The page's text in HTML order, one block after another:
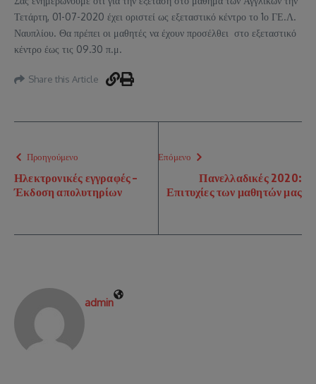
Τετάρτη, 01-07-2020 έχει οριστεί ως εξεταστικό κέντρο το 1ο ΓΕ.Λ.
Ναυπλίου. Θα πρέπει οι μαθητές να έχουν προσέλθει στο εξεταστικό
κέντρο έως τις 09.30 π.μ.
Share this Article
Προηγούμενο
Ηλεκτρονικές εγγραφές –
Έκδοση απολυτηρίων
Επόμενο
Πανελλαδικές 2020:
Επιτυχίες των μαθητών μας
admin